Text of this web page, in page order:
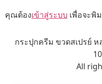
คุณต้องเข้าสู่ระบบ เพื่อจะพิ
กระปุกครีม ขวดสเปรย์
All